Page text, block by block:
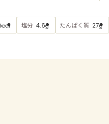
kcal 塩分 4.6g たんぱく質 27g